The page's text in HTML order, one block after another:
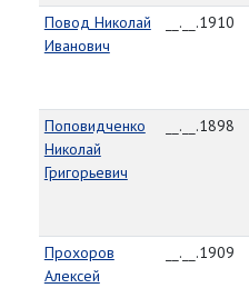
Повод Николай
Иванович
__.__.1910
Поповидченко
Николай
Григорьевич
__.__.1898
Прохоров
Алексей
__.__.1909